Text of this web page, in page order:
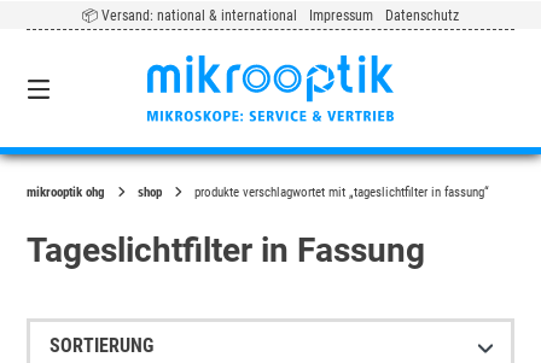
zum
📦 Versand: national & international Impressum Datenschutz
mikrooptik ohg shop produkte verschlagwortet mit „tageslichtfilter in fassung“
Tageslichtfilter in Fassung